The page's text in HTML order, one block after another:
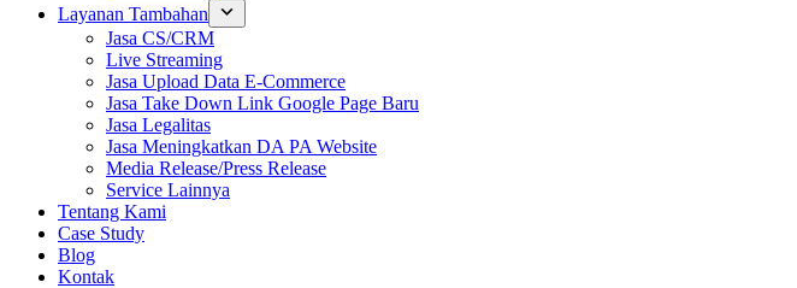
Layanan Tambahan
Jasa CS/CRM
Live Streaming
Jasa Upload Data E-Commerce
Jasa Take Down Link Google Page Baru
Jasa Legalitas
Jasa Meningkatkan DA PA Website
Media Release/Press Release
Service Lainnya
Tentang Kami
Case Study
Blog
Kontak